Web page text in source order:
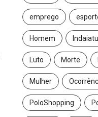
emprego
Homem
Luto Morte
Mulher
PoloShopping